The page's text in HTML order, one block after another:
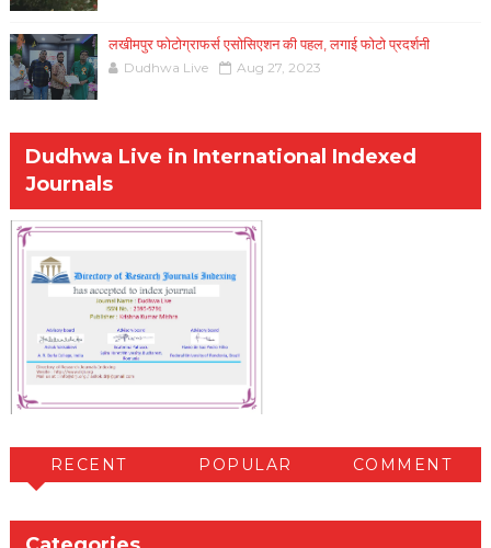
लखीमपुर फोटोग्राफर्स एसोसिएशन की पहल, लगाई फोटो प्रदर्शनी
Dudhwa Live Aug 27, 2023
Dudhwa Live in International Indexed
Journals
RECENT POPULAR COMMENT